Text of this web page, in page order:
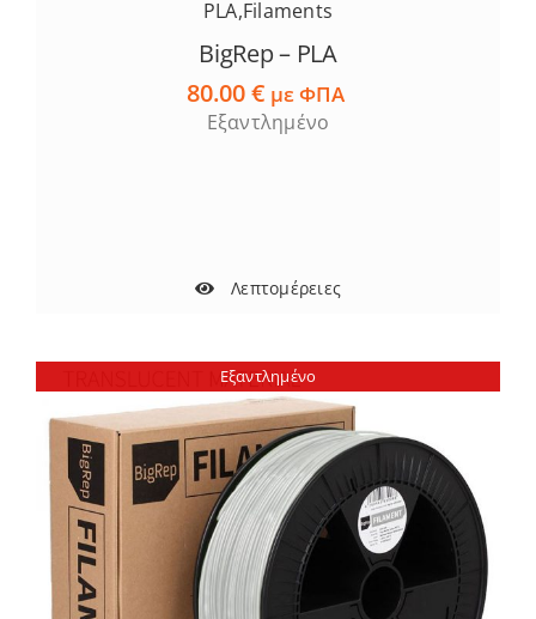
PLA,Filaments
BigRep – PLA
80.00€ με ΦΠΑ
Εξαντλημένο
Λεπτομέρειες
Εξαντλημένο